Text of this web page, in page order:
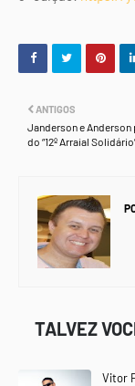
ANTIGOS
Janderson e
do “12º Arraial
TALVEZ
Vitor